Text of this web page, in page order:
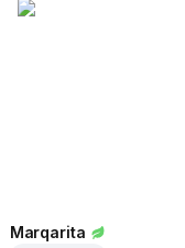
Marqarita